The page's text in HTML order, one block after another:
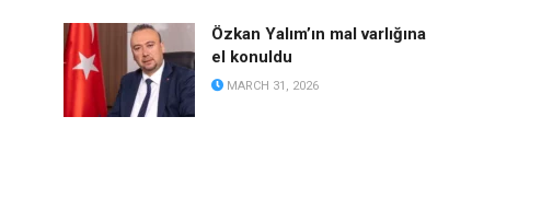
Özkan Yalım’ın mal varlığına
el konuldu
MARCH 31, 2026